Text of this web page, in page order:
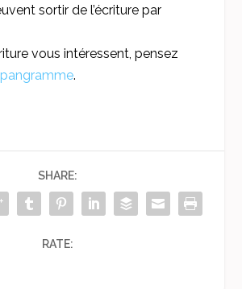
sortir de l’écriture par
vous intéressent, pensez
pangramme.
SHARE:
RATE: